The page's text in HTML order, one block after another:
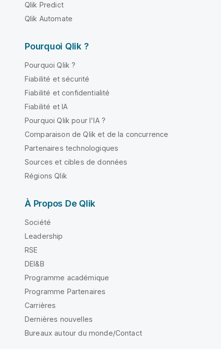
Qlik Predict
Qlik Automate
Pourquoi Qlik ?
Pourquoi Qlik ?
Fiabilité et sécurité
Fiabilité et confidentialité
Fiabilité et IA
Pourquoi Qlik pour l'IA ?
Comparaison de Qlik et de la concurrence
Partenaires technologiques
Sources et cibles de données
Régions Qlik
À Propos De Qlik
Société
Leadership
RSE
DEI&B
Programme académique
Programme Partenaires
Carrières
Dernières nouvelles
Bureaux autour du monde/Contact